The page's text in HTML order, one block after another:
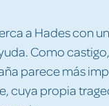
a Hades con
Como
parece más
cuya propia